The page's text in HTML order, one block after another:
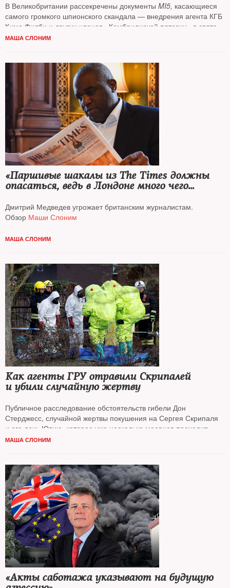
В Великобритании рассекречены документы MI5, касающиеся
самого громкого шпионского скандала — внедрения агента КГБ
Кима Филби и других членов «Кембриджской пятерки» в святая
святых британской Секретной службы.
МАША СЛОНИМ
«Паршивые шакалы из The Times должны
опасаться, ведь в Лондоне много чего
Дмитрий Медведев угрожает британским журналистам.
Обзор Маши Слоним
МАША СЛОНИМ
Как агенты ГРУ отравили Cкрипалей
и убили случайную жертву
Публичное расследование обстоятельств гибели Дон
Стерджесс, случайной жертвы покушения на Сергея Скрипаля
и его дочь Юлию, которое уже несколько месяцев проходит
в Лондоне, пролило новый свет на события в Солсбери в марте
МАША СЛОНИМ
«Акты саботажа указывают на будущую